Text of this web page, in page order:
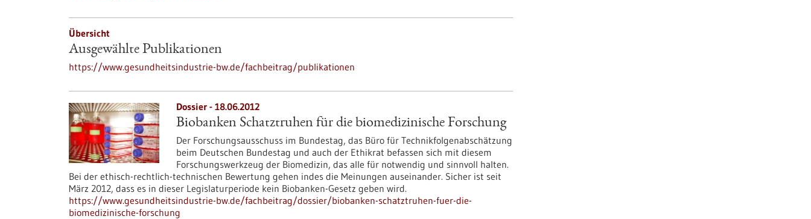
Übersicht
Ausgewählte Publikationen
https://www.gesundheitsindustrie-bw.de/fachbeitrag/publikationen
Dossier - 18.06.2012
Biobanken Schatztruhen für die biomedizinische Forschung
Der Forschungsausschuss im Bundestag, das Büro für Technikfolgenabschätzung
beim Deutschen Bundestag und auch der Ethikrat befassen sich mit diesem
Forschungswerkzeug der Biomedizin, das alle für notwendig und sinnvoll halten.
Bei der ethisch-rechtlich-technischen Bewertung gehen indes die Meinungen auseinander. Sicher ist seit
März 2012, dass es in dieser Legislaturperiode kein Biobanken-Gesetz geben wird.
https://www.gesundheitsindustrie-bw.de/fachbeitrag/dossier/biobanken-schatztruhen-fuer-die-
biomedizinische-forschung